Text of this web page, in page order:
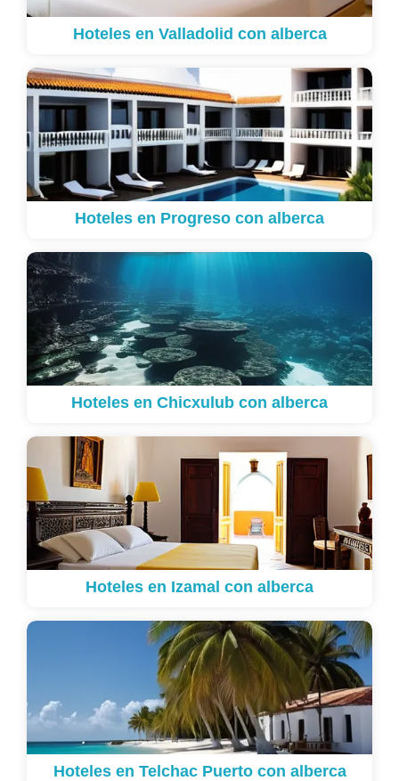
Hoteles en Valladolid con alberca
Hoteles en Progreso con alberca
Hoteles en Chicxulub con alberca
Hoteles en Izamal con alberca
Hoteles en Telchac Puerto con alberca